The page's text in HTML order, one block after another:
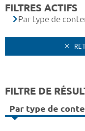
FILTRES ACTIFS
Par type de
FILTRE DE
Par type de